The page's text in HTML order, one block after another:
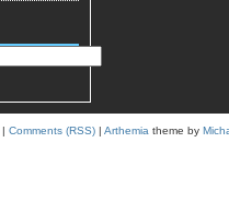
| Comments (RSS) | Arthemia theme by